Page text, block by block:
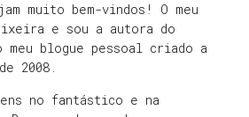
muito bem-vindos! O meu
e sou a autora do
meu blogue pessoal criado a
2008.
no fantástico e na